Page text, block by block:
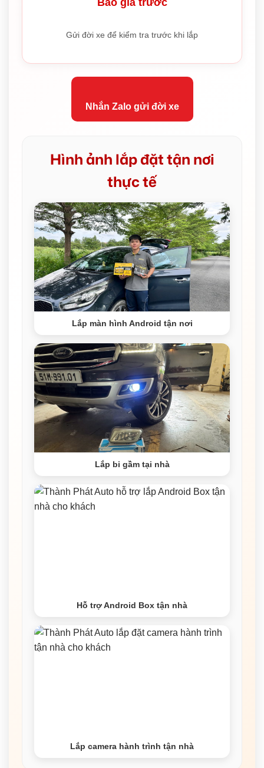
Gửi đời xe để kiểm tra trước khi lắp
Nhắn Zalo gửi đời xe
Hình ảnh lắp đặt tận nơi
thực tế
Lắp màn hình Android tận nơi
Lắp bi gầm tại nhà
Hỗ trợ Android Box tận nhà
Lắp camera hành trình tận nhà